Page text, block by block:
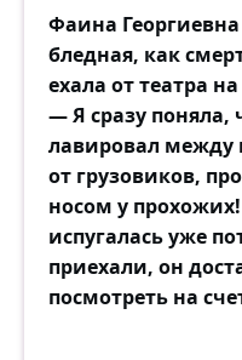
Фаина
бледная, как
ехала от театра
— Я сразу поняла,
лавировал
от грузовиков,
носом у
испугалась уже
приехали, он
посмотреть на